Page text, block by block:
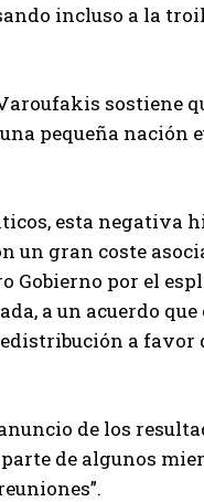
incluso a la
sostiene
pequeña nación
esta
gran coste
por el
a un acuerdo
a favor
de los
de algunos